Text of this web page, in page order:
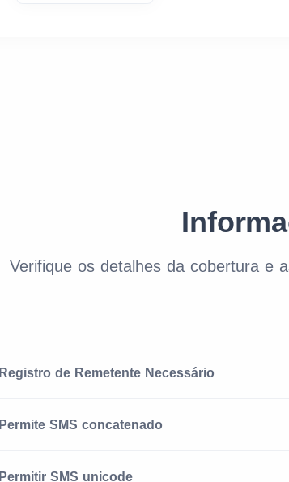
Verifique os detalhes da cobertura e
Registro de Remetente Necessário
Permite SMS concatenado
Permitir SMS unicode